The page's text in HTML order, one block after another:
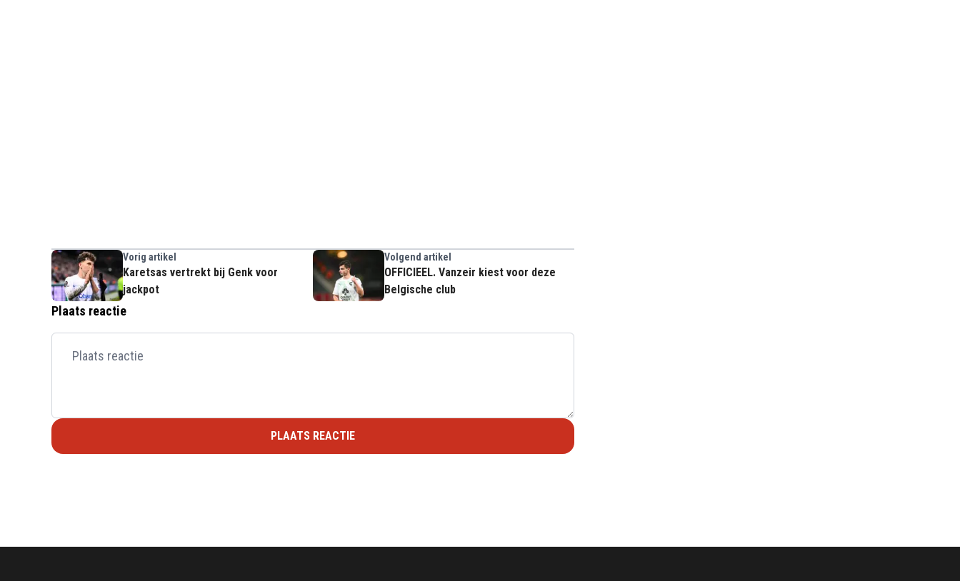
Vorig artikel
Karetsas vertrekt bij Genk voor
jackpot
Volgend artikel
OFFICIEEL. Vanzeir kiest voor deze
Belgische club
Plaats reactie
PLAATS REACTIE